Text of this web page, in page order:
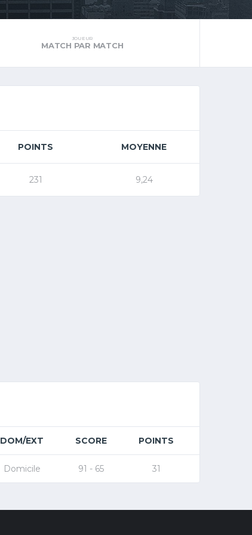
JOUEUR
MATCH PAR MATCH
POINTS MOYENNE
231 9,24
DOM/EXT SCORE POINTS
Domicile 91 - 65 31